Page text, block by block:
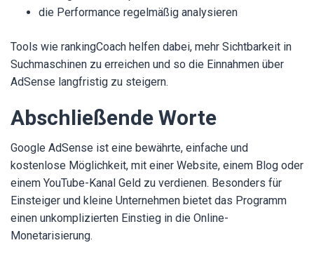
die Performance regelmäßig analysieren
Tools wie rankingCoach helfen dabei, mehr Sichtbarkeit in
Suchmaschinen zu erreichen und so die Einnahmen über
AdSense langfristig zu steigern.
Abschließende Worte
Google AdSense ist eine bewährte, einfache und
kostenlose Möglichkeit, mit einer Website, einem Blog oder
einem YouTube-Kanal Geld zu verdienen. Besonders für
Einsteiger und kleine Unternehmen bietet das Programm
einen unkomplizierten Einstieg in die Online-
Monetarisierung.